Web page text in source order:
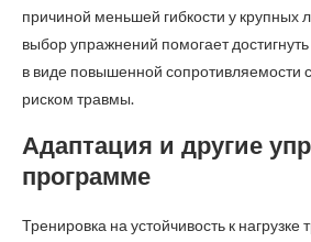
причиной меньшей гибкости у крупных
выбор упражнений помогает
в виде повышенной
риском травмы.
Адаптация и другие
программе
Тренировка на устойчивость к нагрузке